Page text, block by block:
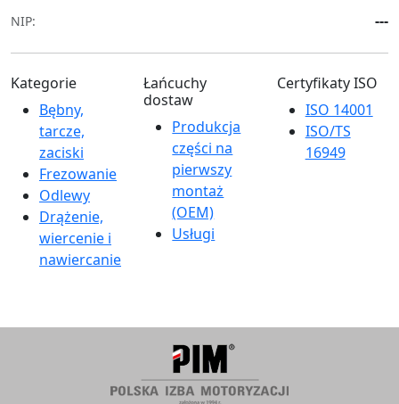
NIP: ---
Kategorie
Bębny,
tarcze,
zaciski
Frezowanie
Odlewy
Drążenie,
wiercenie i
nawiercanie
Łańcuchy
dostaw
Produkcja
części na
pierwszy
montaż
(OEM)
Usługi
Certyfikaty ISO
ISO 14001
ISO/TS
16949